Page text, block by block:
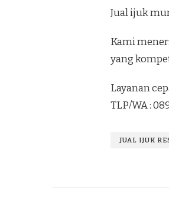
Jual ijuk
Kami
yang
Layanan
TLP/WA :
JUAL IJUK